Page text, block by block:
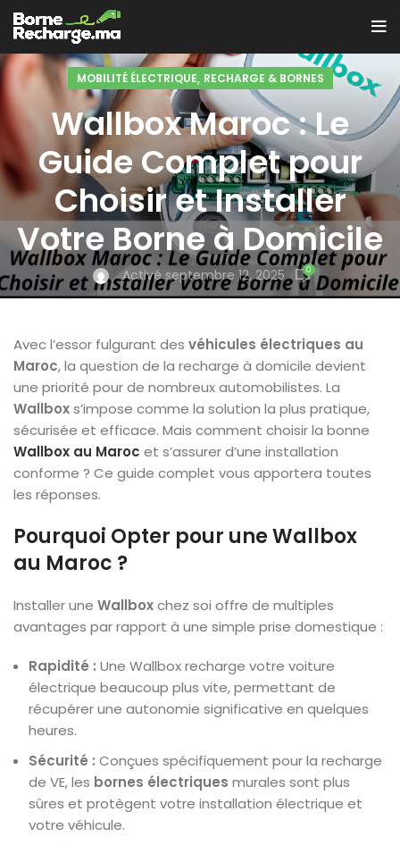
MOBILITÉ ÉLECTRIQUE, RECHARGE & BORNES
Wallbox Maroc : Le
Guide Complet pour
Choisir et Installer
Votre Borne à Domicile
Activé septembre 12, 2025 0
Avec l’essor fulgurant des véhicules électriques au
Maroc, la question de la recharge à domicile devient
une priorité pour de nombreux automobilistes. La
Wallboxs’impose comme la solution la plus pratique,
sécurisée et efficace. Mais comment choisir la bonne
Wallbox au Maroc et s’assurer d’une installation
conforme ? Ce guide complet vous apportera toutes
les réponses.
Pourquoi Opter pour une Wallbox
au Maroc ?
Installer une Wallboxchez soi offre de multiples
avantages par rapport à une simple prise domestique :
Rapidité : Une Wallbox recharge votre voiture
électrique beaucoup plus vite, permettant de
récupérer une autonomie significative en quelques
heures.
Sécurité : Conçues spécifiquement pour la recharge
de VE, les bornes électriques murales sont plus
sûres et protègent votre installation électrique et
votre véhicule.